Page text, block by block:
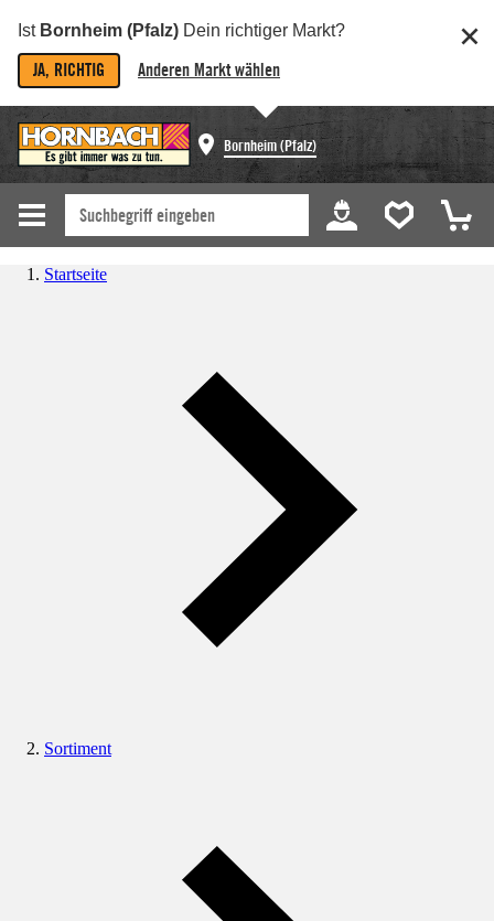
Ist Bornheim (Pfalz) Dein richtiger Markt?
JA, RICHTIG Anderen Markt wählen
Bornheim (Pfalz)
Startseite
Sortiment